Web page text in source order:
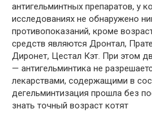
антигельминтных препаратов, у
исследованиях не обнаружено
противопоказаний, кроме
средств являются Дронтал,
Диронет, Цестал Кэт. При этом
— антигельминтика не
лекарствами, содержащими в
дегельминтизация прошла без
знать точный возраст котят